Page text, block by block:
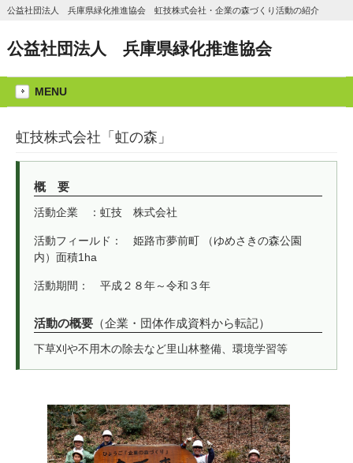
公益社団法人 兵庫県緑化推進協会 虹技株式会社・企業の森づくり活動の紹介
公益社団法人 兵庫県緑化推進協会
MENU
虹技株式会社「虹の森」
概 要
活動企業 ：虹技 株式会社
活動フィールド： 姫路市夢前町 （ゆめさきの森公園
内）面積1ha
活動期間： 平成２８年～令和３年
活動の概要（企業・団体作成資料から転記）
下草刈や不用木の除去など里山林整備、環境学習等